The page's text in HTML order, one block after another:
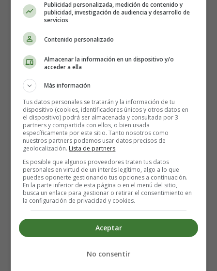
And all the things you do, and it was calledyellow
And it was allyellow
Your skin, Oh yeah your skin and bones
D'you know you know I love you so
I swam across, I jumped across for you
Oh all the things you do, cause you were allyellow
I drew a line, I drew a line for you
Oh what a things to do, and it was allyellow
Your skin, Oh yeah your skin and bones
Turn into something beautiful
D'you know for you I bleed myself dry
For you I bleed myself dry
look how they shine for you (x4)
Publicidad personalizada, medición de contenido y
publicidad, investigación de audiencia y desarrollo de
servicios
Contenido personalizado
Almacenar la información en un dispositivo y/o
acceder a ella
Más información
Tus datos personales se tratarán y la información de tu
dispositivo (cookies, identificadores únicos y otros datos en
el dispositivo) podrá ser almacenada y consultada por 3
partners y compartida con ellos, o bien usada
específicamente por este sitio. Tanto nosotros como
nuestros partners podemos usar datos precisos de
geolocalización. Lista de partners.
Es posible que algunos proveedores traten tus datos
personales en virtud de un interés legítimo, algo a lo que
puedes oponerte gestionando tus opciones a continuación.
En la parte inferior de esta página o en el menú del sitio,
busca un enlace para gestionar o retirar el consentimiento en
la configuración de privacidad y cookies.
Aceptar
No consentir